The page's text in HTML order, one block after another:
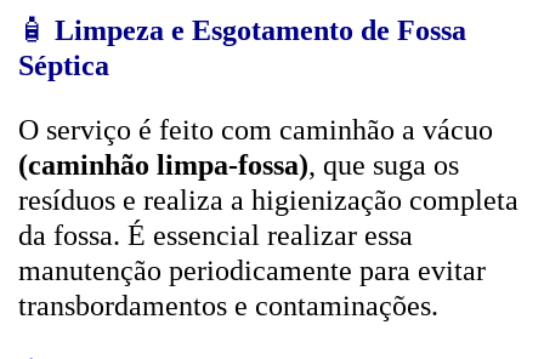
🧴 Limpeza e Esgotamento de Fossa
Séptica
O serviço é feito com caminhão a vácuo
(caminhão limpa-fossa), que suga os
resíduos e realiza a higienização completa
da fossa. É essencial realizar essa
manutenção periodicamente para evitar
transbordamentos e contaminações.